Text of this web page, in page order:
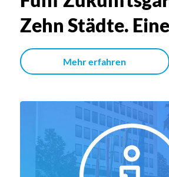
Zehn Städte.
Mehr erfahren